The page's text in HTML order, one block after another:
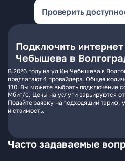
Проверить
Подключить
Чебышева в
В 2026 году на ул Им Чебышева в
предлагают 4 провайдера. Общее
110. Вы можете выбрать подключение
Мбит/с. Цены на услуги варьируются
Подайте заявку на подходящий тариф,
и стоимость.
Часто задаваемые